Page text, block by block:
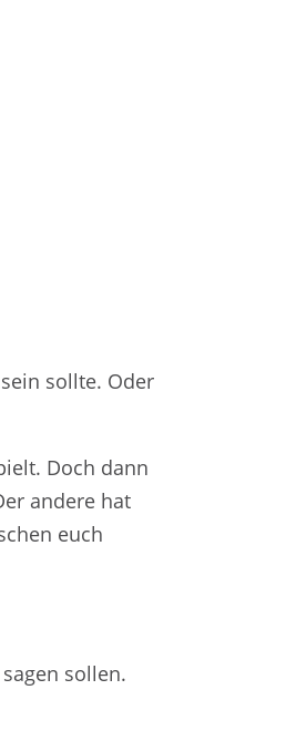
sollte. Oder
Doch dann
andere hat
euch
sollen.